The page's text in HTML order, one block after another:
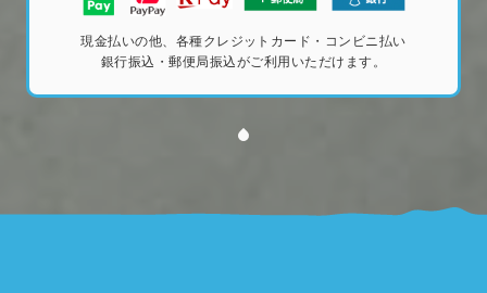
現金払いの他、各種クレジットカード・コンビニ払い
銀行振込・郵便局振込がご利用いただけます。